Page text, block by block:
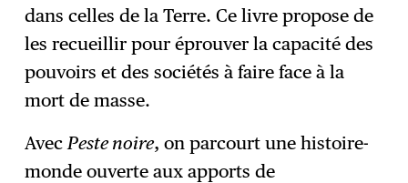
dans celles de la Terre. Ce livre propose de
les recueillir pour éprouver la capacité des
pouvoirs et des sociétés à faire face à la
mort de masse.
AvecPeste noire, on parcourt une histoire-
monde ouverte aux apports de